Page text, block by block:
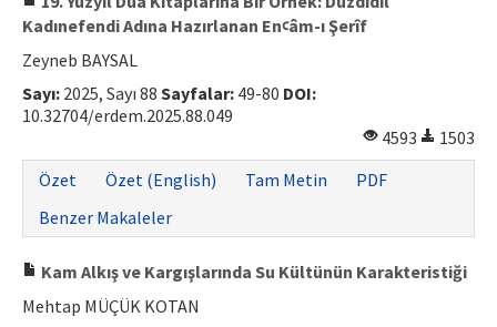
Kadınefendi Adına Hazırlanan Enꜥâm-ı Şerîf
Zeyneb BAYSAL
Sayı: 2025, Sayı 88 Sayfalar: 49-80 DOI:
10.32704/erdem.2025.88.049
4593
1503
Özet
Özet (English) Tam Metin
PDF
Benzer Makaleler
Kam Alkış ve Kargışlarında Su Kültünün Karakteristiği
Mehtap MÜÇÜK KOTAN